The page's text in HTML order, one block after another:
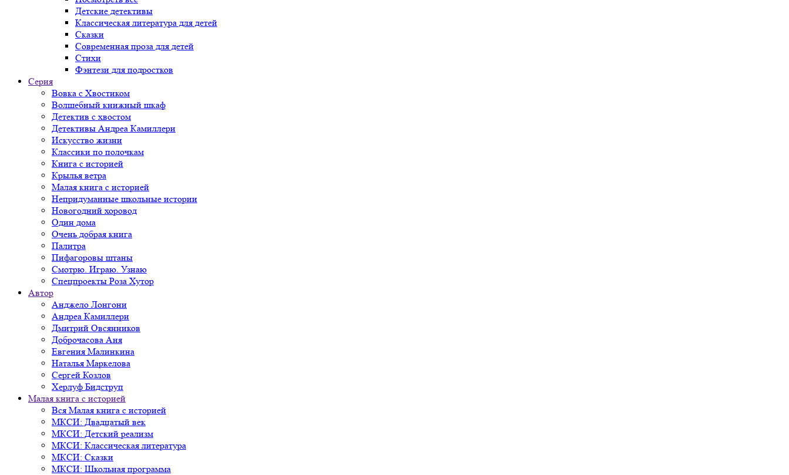
Детские детективы
Классическая литература для детей
Сказки
Современная проза для детей
Стихи
Фэнтези для подростков
Серия
Вовка с Хвостиком
Волшебный книжный шкаф
Детектив с хвостом
Детективы Андреа Камиллери
Искусство жизни
Классики по полочкам
Книга с историей
Крылья ветра
Малая книга с историей
Непридуманные школьные истории
Новогодний хоровод
Один дома
Очень добрая книга
Палитра
Пифагоровы штаны
Смотрю. Играю. Узнаю
Спецпроекты Роза Хутор
Автор
Анджело Лонгони
Андреа Камиллери
Дмитрий Овсянников
Доброчасова Аня
Евгения Малинкина
Наталья Маркелова
Сергей Козлов
Херлуф Бидструп
Малая книга с историей
Вся Малая книга с историей
МКСИ: Двадцатый век
МКСИ: Детский реализм
МКСИ: Классическая литература
МКСИ: Сказки
МКСИ: Школьная программа